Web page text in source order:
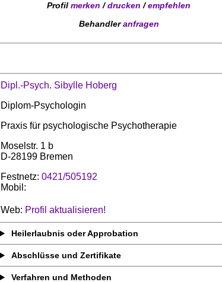
Profil merken /drucken /empfehlen
Behandleranfragen
Dipl.-Psych. Sibylle Hoberg
Diplom-Psychologin
Praxis für psychologische Psychotherapie
Moselstr. 1 b
D-28199 Bremen
Festnetz: 0421/505192
Mobil:
Web: Profil aktualisieren!
Heilerlaubnis oder Approbation
Abschlüsse und Zertifikate
Verfahren und Methoden